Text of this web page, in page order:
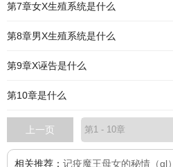
第7章女X生殖系统是什么
第8章男X生殖系统是什么
第9章X诬告是什么
第10章是什么
上一页
相关推荐： 记疫魔王母女的秘情（gl）